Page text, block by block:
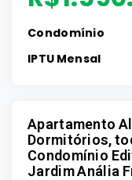
Condomínio
IPTU Mensal
Apartamento
Dormitórios,
Condomínio
Jardim Anália